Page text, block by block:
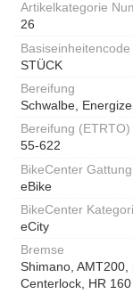
Artikelkategorie
26
Basiseinheitencode
STÜCK
Bereifung
Schwalbe,
Bereifung (ETRTO)
55-622
BikeCenter Gattung
eBike
BikeCenter
eCity
Bremse
Shimano,
Centerlock, HR